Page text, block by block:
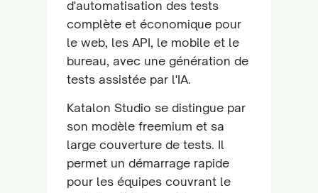
d'automatisation des tests
complète et économique pour
le web, les API, le mobile et le
bureau, avec une génération de
tests assistée par l'IA.
Katalon Studio se distingue par
son modèle freemium et sa
large couverture de tests. Il
permet un démarrage rapide
pour les équipes couvrant le